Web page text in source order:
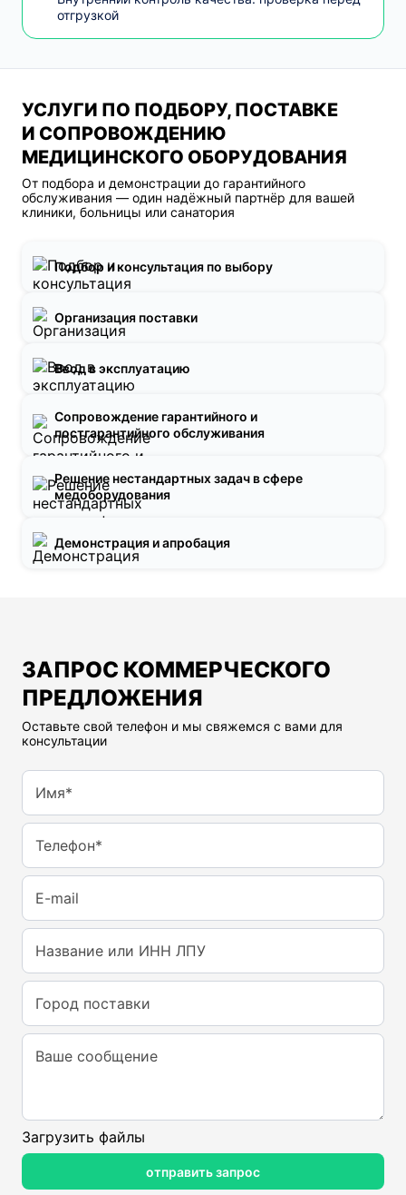
отгрузкой
УСЛУГИ ПО ПОДБОРУ, ПОСТАВКЕ
И СОПРОВОЖДЕНИЮ
МЕДИЦИНСКОГО ОБОРУДОВАНИЯ
От подбора и демонстрации до гарантийного
обслуживания — один надёжный партнёр для вашей
клиники, больницы или санатория
Подбор и консультация по выбору
Организация поставки
Ввод в эксплуатацию
Сопровождение гарантийного и
постгарантийного обслуживания
Решение нестандартных задач в сфере
медоборудования
Демонстрация и апробация
ЗАПРОС КОММЕРЧЕСКОГО
ПРЕДЛОЖЕНИЯ
Оставьте свой телефон и мы свяжемся с вами для
консультации
Имя*
Телефон*
E-mail
Название или ИНН ЛПУ
Город поставки
Ваше сообщение
Загрузить файлы
отправить запрос